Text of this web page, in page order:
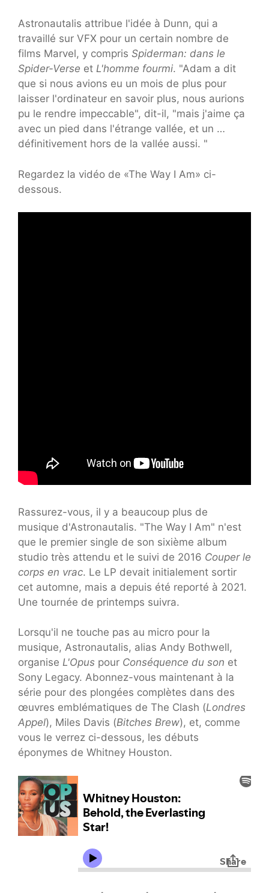
Astronautalis attribue l'idée à Dunn, qui a
travaillé sur VFX pour un certain nombre de
films Marvel, y compris Spiderman: dans le
Spider-Verse et L'homme fourmi. "Adam a dit
que si nous avions eu un mois de plus pour
laisser l'ordinateur en savoir plus, nous aurions
pu le rendre impeccable", dit-il, "mais j'aime ça
avec un pied dans l'étrange vallée, et un …
définitivement hors de la vallée aussi. "
Regardez la vidéo de «The Way I Am» ci-
dessous.
Rassurez-vous, il y a beaucoup plus de
musique d'Astronautalis. "The Way I Am" n'est
que le premier single de son sixième album
studio très attendu et le suivi de 2016 Couper le
corps en vrac. Le LP devait initialement sortir
cet automne, mais a depuis été reporté à 2021.
Une tournée de printemps suivra.
Lorsqu'il ne touche pas au micro pour la
musique, Astronautalis, alias Andy Bothwell,
organise L'Opus pour Conséquence du son et
Sony Legacy. Abonnez-vous maintenant à la
série pour des plongées complètes dans des
œuvres emblématiques de The Clash (Londres
Appel), Miles Davis (Bitches Brew), et, comme
vous le verrez ci-dessous, les débuts
éponymes de Whitney Houston.